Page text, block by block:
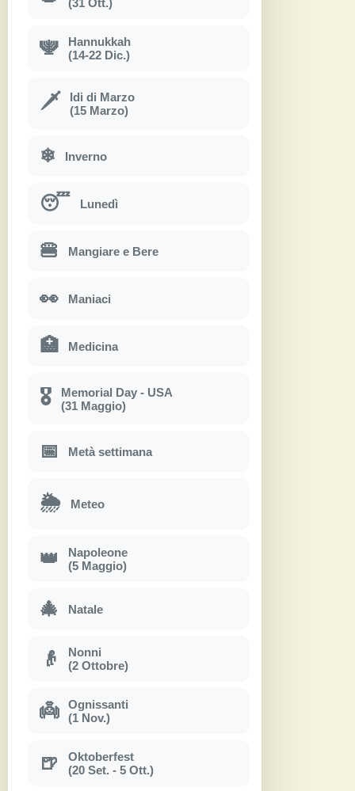
(31 Ott.)
🕎
Hannukkah
(14-22 Dic.)
🗡
Idi di Marzo
(15 Marzo)
❄ Inverno
😴 Lunedì
🍔 Mangiare e Bere
👀 Maniaci
🏥 Medicina
🎖
Memorial Day - USA
(31 Maggio)
📅 Metà settimana
🌦 Meteo
👑
Napoleone
(5 Maggio)
🎄 Natale
👴
Nonni
(2 Ottobre)
👼
Ognissanti
(1 Nov.)
🍺
Oktoberfest
(20 Set. - 5 Ott.)